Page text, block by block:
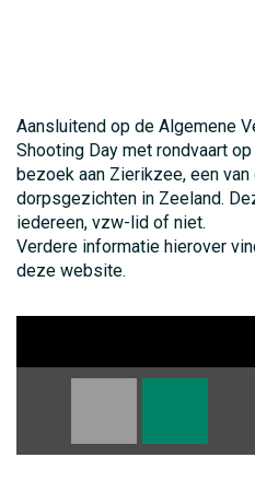
Aansluitend op de Algemene
Shooting Day met rondvaart
bezoek aan Zierikzee, een
dorpsgezichten in Zeeland.
iedereen, vzw-lid of niet.
Verdere informatie hierover
deze website.